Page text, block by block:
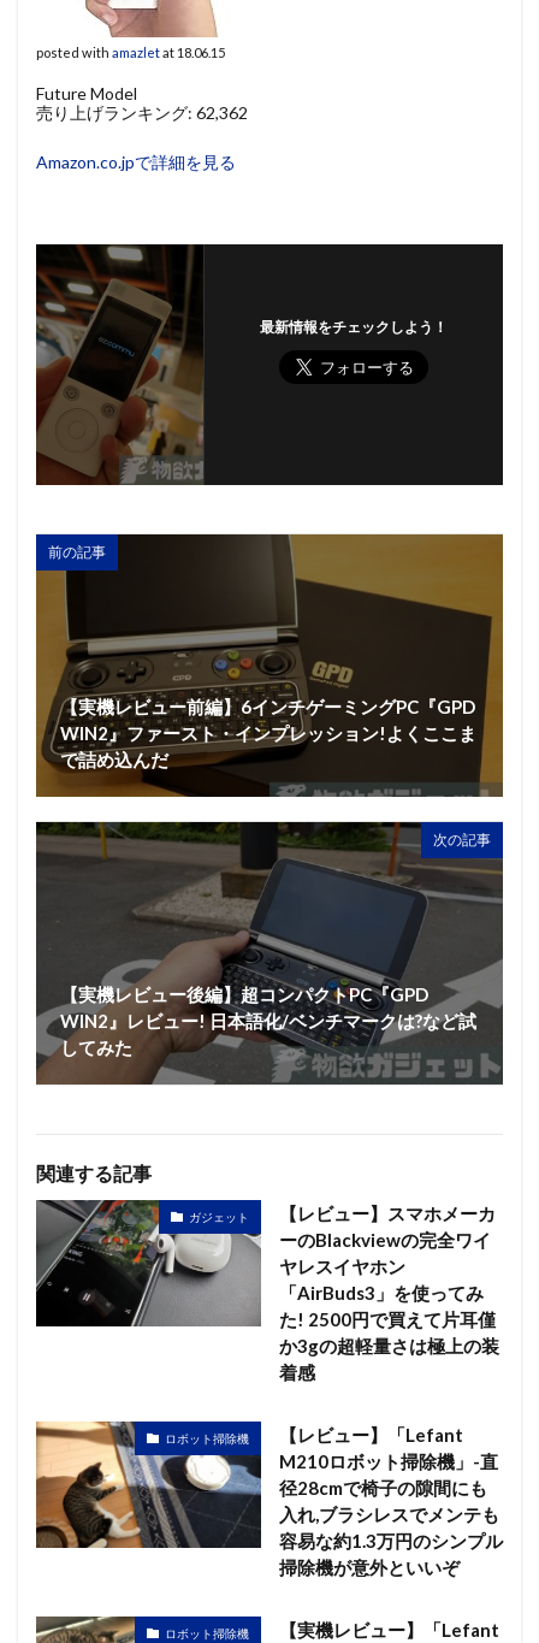
posted with amazlet at 18.06.15
Future Model
売り上げランキング: 62,362
Amazon.co.jpで詳細を見る
最新情報をチェックしよう！
前の記事
【実機レビュー前編】6インチゲーミングPC『GPD
WIN2』ファースト・インプレッション!よくここま
で詰め込んだ
次の記事
【実機レビュー後編】超コンパクトPC『GPD
WIN2』レビュー! 日本語化/ベンチマークは?など試
してみた
関連する記事
ガジェット
【レビュー】スマホメーカ
ーのBlackviewの完全ワイ
ヤレスイヤホン
「AirBuds3」を使ってみ
た! 2500円で買えて片耳僅
か3gの超軽量さは極上の装
着感
ロボット掃除機
【レビュー】「Lefant
M210ロボット掃除機」-直
径28cmで椅子の隙間にも
入れ,ブラシレスでメンテも
容易な約1.3万円のシンプル
掃除機が意外といいぞ
ロボット掃除機 【実機レビュー】「Lefant